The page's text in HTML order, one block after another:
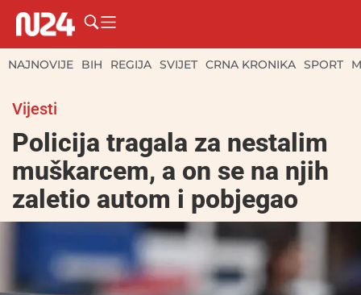
NAJNOVIJE BIH REGIJA SVIJET CRNA KRONIKA SPORT
Vijesti
Policija tragala za nestalim
muškarcem, a on se na njih
zaletio autom i pobjegao